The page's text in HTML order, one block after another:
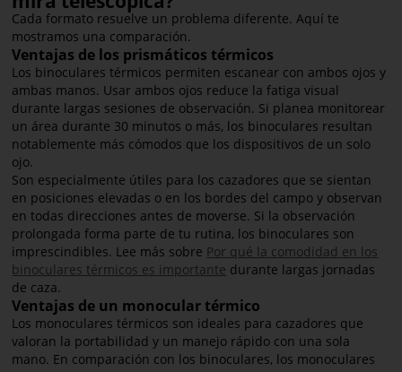
Cada formato resuelve un problema diferente. Aquí te
mostramos una comparación.
Ventajas de los prismáticos térmicos
Los binoculares térmicos permiten escanear con ambos ojos y
ambas manos. Usar ambos ojos reduce la fatiga visual
durante largas sesiones de observación. Si planea monitorear
un área durante 30 minutos o más, los binoculares resultan
notablemente más cómodos que los dispositivos de un solo
ojo.
Son especialmente útiles para los cazadores que se sientan
en posiciones elevadas o en los bordes del campo y observan
en todas direcciones antes de moverse. Si la observación
prolongada forma parte de tu rutina, los binoculares son
imprescindibles. Lee más sobre Por qué la comodidad en los
binoculares térmicos es importante durante largas jornadas
de caza.
Ventajas de un monocular térmico
Los monoculares térmicos son ideales para cazadores que
valoran la portabilidad y un manejo rápido con una sola
mano. En comparación con los binoculares, los monoculares